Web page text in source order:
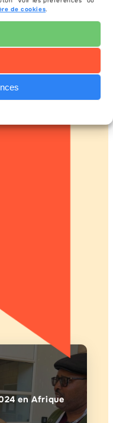
de cookies.
en Afrique